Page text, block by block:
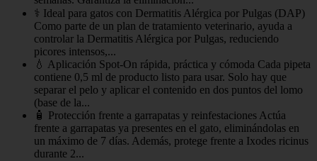
⚕️ Ideal para gatos con Dermatitis Alérgica por Pulgas (DAP)
Como parte de un plan de tratamiento veterinario, ayuda a
controlar la Dermatitis Alérgica por Pulgas, reduciendo
picores intensos,...
💧 Aplicación Spot-On rápida, práctica y cómoda Cada pipeta
contiene 0,5 ml de producto listo para usar. Solo hay que
separar el pelo y aplicar el contenido en dos puntos del lomo
(base de la...
🧴 Protección frente a garrapatas y reinfestaciones Actúa
frente a garrapatas ya presentes en el gato, eliminándolas en
un máximo de 7 días. Además, protege frente a Ixodes ricinus
durante 2...